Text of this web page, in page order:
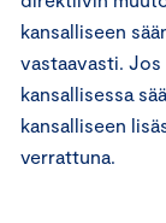
kansalliseen
vastaavasti.
kansallisessa
kansalliseen
verrattuna.